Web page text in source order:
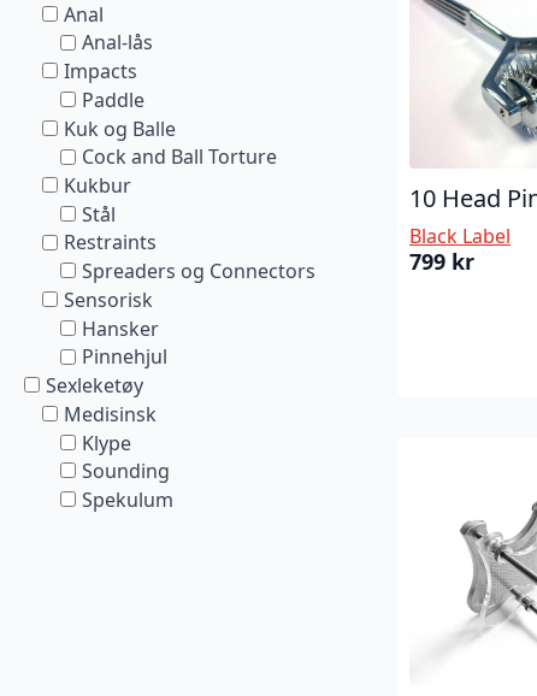
Anal
Anal-lås
Impacts
Paddle
Kuk og Balle
Cock and Ball Torture
Kukbur
Stål
Restraints
Spreaders og Connectors
Sensorisk
Hansker
Pinnehjul
Sexleketøy
Medisinsk
Klype
Sounding
Spekulum
10 Head
Black Label
799 kr